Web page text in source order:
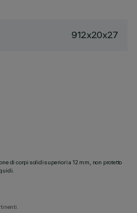
912x20x27
di corpi solidi superiori a 12 mm, non protetto